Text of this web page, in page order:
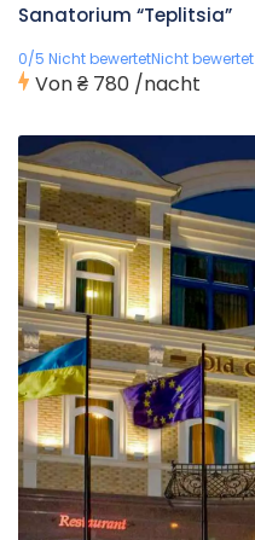
Sanatorium “Teplitsia”
0/5 Nicht bewertetNicht bewertet
Von₴ 780 /nacht